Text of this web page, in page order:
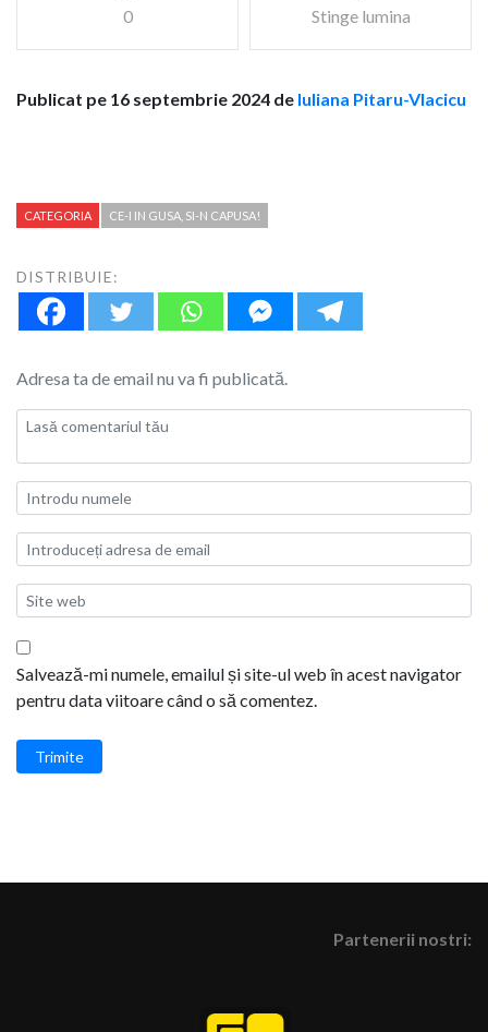
0 Stinge lumina
Publicat pe 16 septembrie 2024 de Iuliana Pitaru-Vlacicu
CATEGORIA CE-I IN GUSA, SI-N CAPUSA!
DISTRIBUIE:
Adresa ta de email nu va fi publicată.
Salvează-mi numele, emailul și site-ul web în acest navigator
pentru data viitoare când o să comentez.
Trimite
Partenerii nostri: